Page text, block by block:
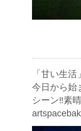
「甘い生活
今日から始
シーン‼️素